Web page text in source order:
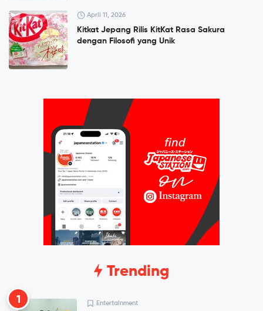
April 11, 2026
Kitkat Jepang Rilis KitKat Rasa Sakura
dengan Filosofi yang Unik
Trending
1 Entertainment